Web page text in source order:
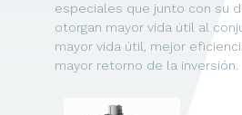
especiales que junto con su
otorgan mayor vida útil al
mayor vida útil, mejor
mayor retorno de la inversión.